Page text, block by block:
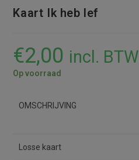
Kaart Ik heb lef
€2,00 incl. BTW
Op voorraad
OMSCHRIJVING
Losse kaart